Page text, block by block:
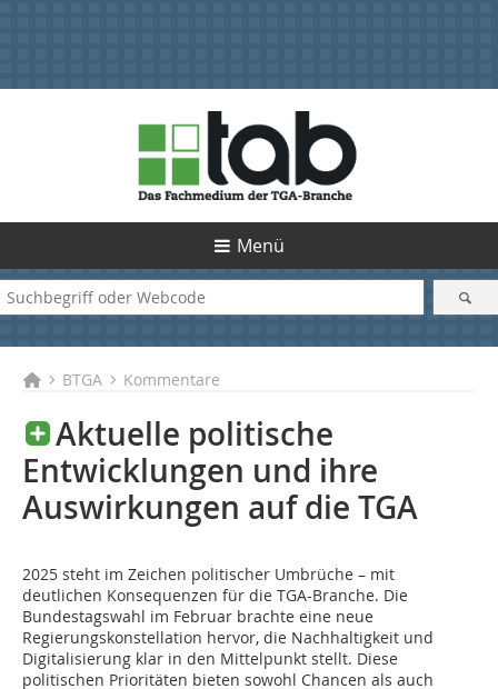
Menü
BTGA Kommentare
Aktuelle politische
Entwicklungen und ihre
Auswirkungen auf die TGA
2025 steht im Zeichen politischer Umbrüche – mit
deutlichen Konsequenzen für die TGA-Branche. Die
Bundestagswahl im Februar brachte eine neue
Regierungskonstellation hervor, die Nachhaltigkeit und
Digitalisierung klar in den Mittelpunkt stellt. Diese
politischen Prioritäten bieten sowohl Chancen als auch